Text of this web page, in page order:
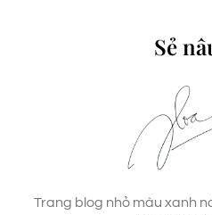
Sẻ
Trang blog nhỏ màu xanh